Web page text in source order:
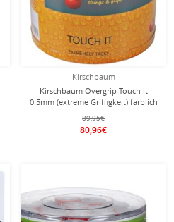
Kirschbaum
Kirschbaum Overgrip Touch it
0.5mm (extreme Griffigkeit) farblich
sortiert 60er Box
89,95€
80,96€